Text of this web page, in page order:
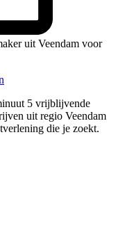
uit Veendam voor
5 vrijblijvende
uit regio Veendam
die je zoekt.